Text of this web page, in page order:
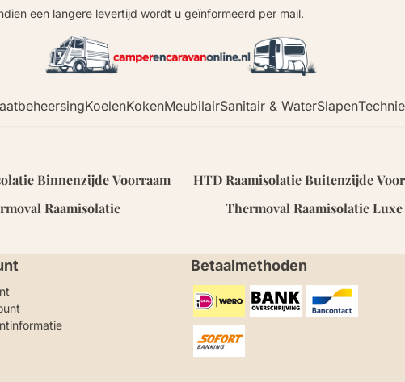
een langere levertijd wordt u geïnformeerd per mail.
KoelenKokenMeubilairSanitair & WaterSlapen
Binnenzijde Voorraam HTD Raamisolatie Buitenzijde
Raamisolatie Thermoval Raamisolatie Luxe
Betaalmethoden